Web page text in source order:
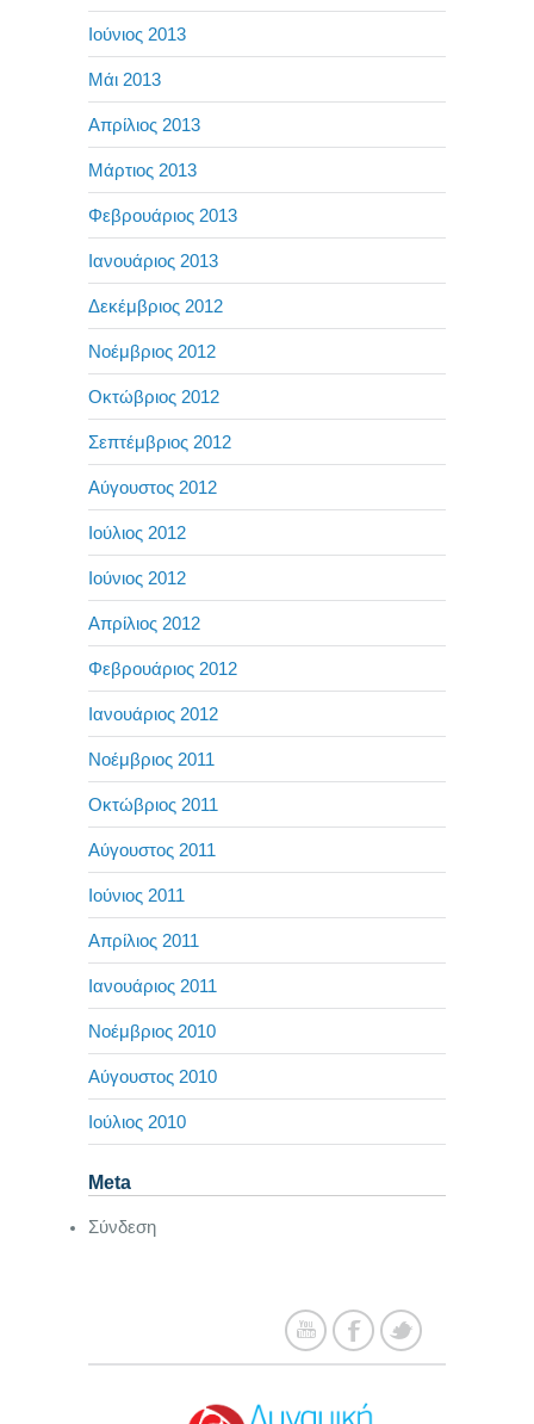
Ιούνιος 2013
Μάι 2013
Απρίλιος 2013
Μάρτιος 2013
Φεβρουάριος 2013
Ιανουάριος 2013
Δεκέμβριος 2012
Νοέμβριος 2012
Οκτώβριος 2012
Σεπτέμβριος 2012
Αύγουστος 2012
Ιούλιος 2012
Ιούνιος 2012
Απρίλιος 2012
Φεβρουάριος 2012
Ιανουάριος 2012
Νοέμβριος 2011
Οκτώβριος 2011
Αύγουστος 2011
Ιούνιος 2011
Απρίλιος 2011
Ιανουάριος 2011
Νοέμβριος 2010
Αύγουστος 2010
Ιούλιος 2010
Meta
Σύνδεση